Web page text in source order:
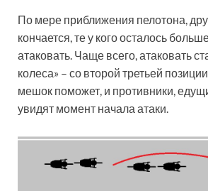
По мере приближения пелотона,
кончается, те у кого осталось
атаковать. Чаще всего, атаковать
колеса» – со второй третьей
мешок поможет, и противники,
увидят момент начала атаки.